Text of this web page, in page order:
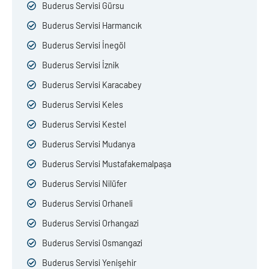
Buderus Servisi Gürsu
Buderus Servisi Harmancık
Buderus Servisi İnegöl
Buderus Servisi İznik
Buderus Servisi Karacabey
Buderus Servisi Keles
Buderus Servisi Kestel
Buderus Servisi Mudanya
Buderus Servisi Mustafakemalpaşa
Buderus Servisi Nilüfer
Buderus Servisi Orhaneli
Buderus Servisi Orhangazi
Buderus Servisi Osmangazi
Buderus Servisi Yenişehir